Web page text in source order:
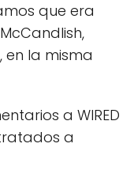
que era
la misma
a WIRED
a